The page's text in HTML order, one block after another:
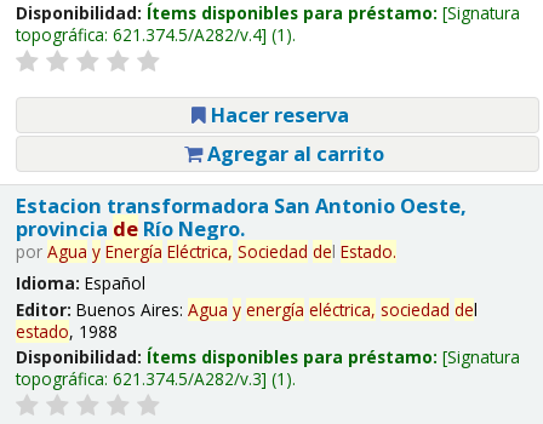
Disponibilidad: Ítems disponibles para préstamo: Signatura
topográfica: 621.374.5/A282/v.4 (1).
Hacer reserva
Agregar al carrito
Estacion transformadora San Antonio Oeste,
provincia deRío Negro.
por Agua y Energía Eléctrica, Sociedad del Estado.
Idioma: Español
Editor: Buenos Aires: Agua y energía eléctrica, sociedad del
estado, 1988
Disponibilidad: Ítems disponibles para préstamo: Signatura
topográfica: 621.374.5/A282/v.3 (1).